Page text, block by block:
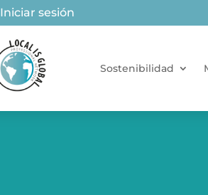
Iniciar sesión
Sostenibilidad